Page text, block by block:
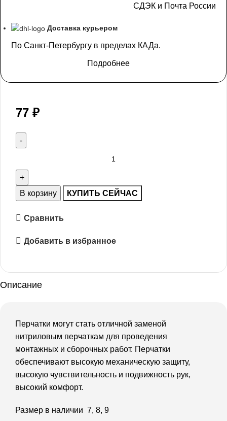
СДЭК и Почта России
Доставка курьером
По Санкт-Петербургу в пределах КАДа.
Подробнее
77 ₽
В корзину КУПИТЬ СЕЙЧАС
Сравнить
Добавить в избранное
Описание
Перчатки могут стать отличной заменой
нитриловым перчаткам для проведения
монтажных и сборочных работ. Перчатки
обеспечивают высокую механическую защиту,
высокую чувствительность и подвижность рук,
высокий комфорт.
Размер в наличии 7, 8, 9